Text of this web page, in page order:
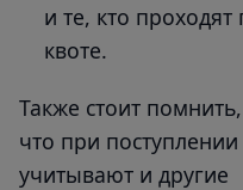
и те, кто проходят
квоте.
Также стоит помнить,
что при поступлении
учитывают и другие